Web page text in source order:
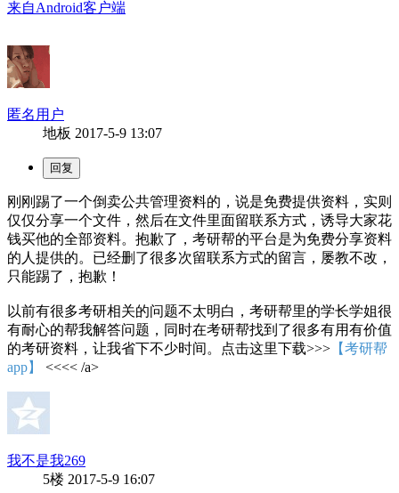
来自Android客户端
匿名用户
地板 2017-5-9 13:07
刚刚踢了一个倒卖公共管理资料的，说是免费提供资料，实则
仅仅分享一个文件，然后在文件里面留联系方式，诱导大家花
钱买他的全部资料。抱歉了，考研帮的平台是为免费分享资料
的人提供的。已经删了很多次留联系方式的留言，屡教不改，
只能踢了，抱歉！
以前有很多考研相关的问题不太明白，考研帮里的学长学姐很
有耐心的帮我解答问题，同时在考研帮找到了很多有用有价值
的考研资料，让我省下不少时间。点击这里下载>>> 【考研帮
app】
<<<< /a>
我不是我269
5楼 2017-5-9 16:07